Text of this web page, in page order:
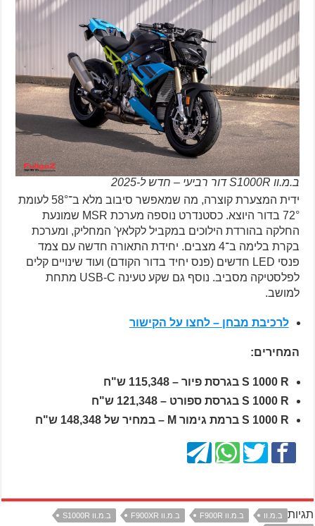
ב.מ.וו S1000R דור רביעי – חדש ל-2025
ידית המצערת קוצרה, מה שמאפשר סיבוב מלא ב־58° לעומת
72° בדור היוצא. כסטנדרט נוספה מערכת MSR שמונעת
החלקה בהורדת הילוכים במקביל לקלאץ' המחליק, ומערכת
בקרת בלימה ב־4 מצבים. יחידת התאורה חדשה עם צמד
פנסי LED חדשים (פנס יחיד בדור הקודם) ועוד שינויים קלים
לפלסטיקה מסביב. נוסף גם שקע טעינה USB-C מתחת
למושב.
לרכיבת מבחן – לחצו על הקישור
המחירים:
S 1000 R בגרסת פיור – 115,348 ש"ח
S 1000 R בגרסת ספורט – 121,348 ש"ח
S 1000 R ברמת גימור M – במחיר של 148,348 ש"ח
תגיות ב.מ.וו ב.מ.וו F900R ב.מ.וו F900XR
ב.מ.וו S1000R